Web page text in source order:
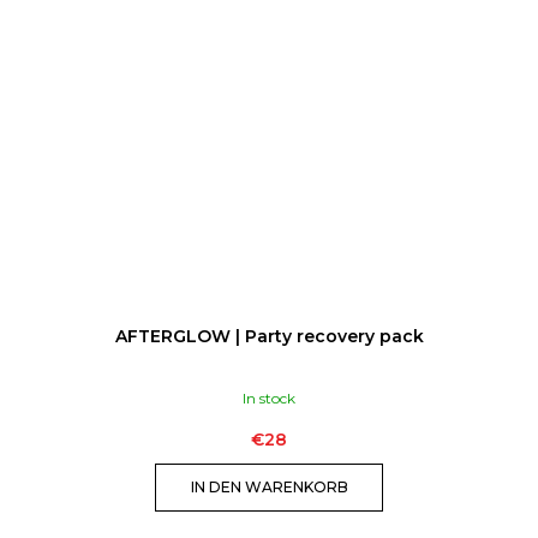
AFTERGLOW | Party recovery pack
In stock
€28
IN DEN WARENKORB